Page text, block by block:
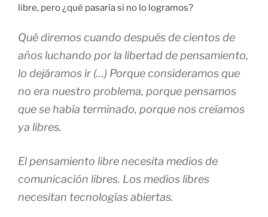
libre, pero ¿qué pasaría si no lo logramos?
Qué diremos cuando después de cientos de
años luchando por la libertad de pensamiento,
lo dejáramos ir (…) Porque consideramos que
no era nuestro problema, porque pensamos
que se había terminado, porque nos creíamos
ya libres.
El pensamiento libre necesita medios de
comunicación libres. Los medios libres
necesitan tecnologías abiertas.